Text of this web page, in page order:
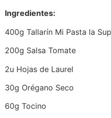
Ingredientes:
400g Tallarín Mi Pasta la
200g Salsa Tomate
2u Hojas de Laurel
30g Orégano Seco
60g Tocino